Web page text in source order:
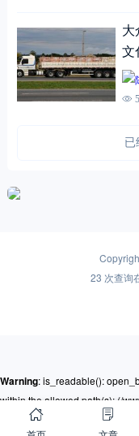
大
文
已
23 次查询
Warning: is_readable():
within the allowed path(s): (/
/www/ssdwww/wwwroot/